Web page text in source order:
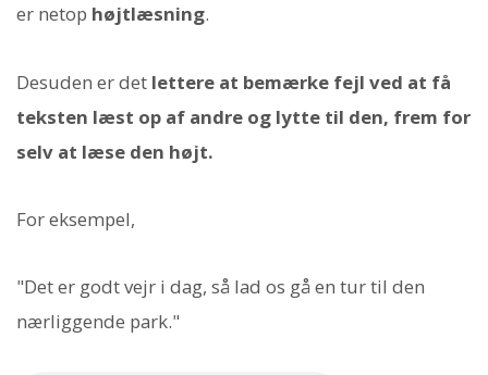
er netop højtlæsning.
Desuden er det lettere at bemærke fejl ved at få
teksten læst op af andre og lytte til den, frem for
selv at læse den højt.
For eksempel,
"Det er godt vejr i dag, så lad os gå en tur til den
nærliggende park."